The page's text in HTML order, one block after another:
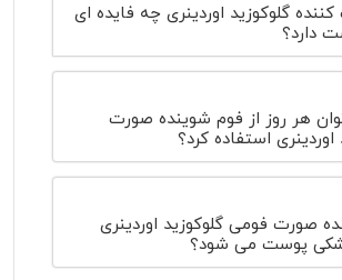
گلوکوزید اوردینری چه فایده ای
دارد؟
هر روز از فوم شوینده صورت
اوردینری استفاده کرد؟
صورت فومی گلوکوزید اوردینری
پوست می شود؟